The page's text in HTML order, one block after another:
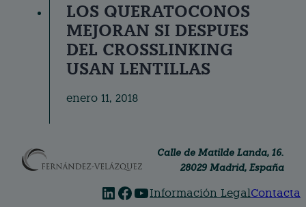
LOS QUERATOCONOS
MEJORAN SI DESPUES
DEL CROSSLINKING
USAN LENTILLAS
enero 11, 2018
Calle de Matilde Landa, 16.
28029 Madrid, España
linkedin
facebook
youtube
Información LegalContacta